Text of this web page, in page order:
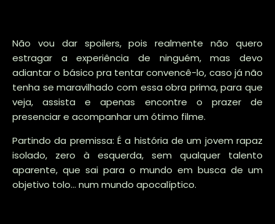
Não vou dar spoilers, pois realmente não quero
estragar a experiência de ninguém, mas devo
adiantar o básico pra tentar convencê-lo, caso já não
tenha se maravilhado com essa obra prima, para que
veja, assista e apenas encontre o prazer de
presenciar e acompanhar um ótimo filme.
Partindo da premissa: É a história de um jovem rapaz
isolado, zero à esquerda, sem qualquer talento
aparente, que sai para o mundo em busca de um
objetivo tolo... num mundo apocalíptico.